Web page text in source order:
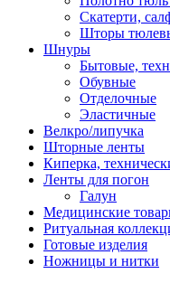
Скатерти,
Шторы
Шнуры
Бытовые,
Обувные
Отделочные
Эластичные
Велкро/липучка
Шторные ленты
Киперка,
Ленты для погон
Галун
Медицинские
Ритуальная
Готовые изделия
Ножницы и нитки